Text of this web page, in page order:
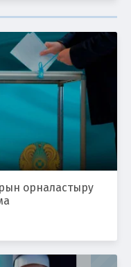
орналастыру